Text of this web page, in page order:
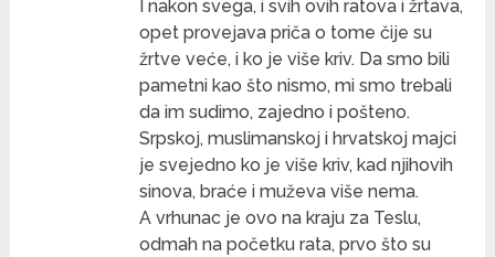
I nakon svega, i svih ovih ratova i žrtava,
opet provejava priča o tome čije su
žrtve veće, i ko je više kriv. Da smo bili
pametni kao što nismo, mi smo trebali
da im sudimo, zajedno i pošteno.
Srpskoj, muslimanskoj i hrvatskoj majci
je svejedno ko je više kriv, kad njihovih
sinova, braće i muževa više nema.
A vrhunac je ovo na kraju za Teslu,
odmah na početku rata, prvo što su